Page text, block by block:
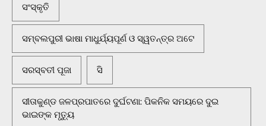
ସଂସ୍କୃତି
ସମ୍ବଲପୁରୀ ଭାଷା ମାଧୁର୍ଯ୍ୟପୂର୍ଣ ଓ ସ୍ୱତନ୍ତ୍ର ଅଟେ
ସରସ୍ବତୀ ପୂଜା ସି
ସୀତାକୁଣ୍ଡ ଜଳପ୍ରପାତରେ ଦୁର୍ଘଟଣା: ପିକନିକ ସମୟରେ ଦୁଇ
ଭାଇଙ୍କ ମୃତ୍ୟୁ